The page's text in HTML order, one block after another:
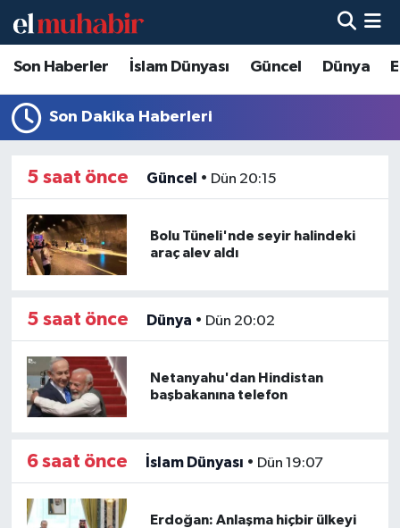
Son Haberler İslam Dünyası Güncel Dünya
Son Dakika Haberleri
5 saat önce Güncel • Dün 20:15
Bolu Tüneli'nde seyir halindeki
araç alev aldı
5 saat önce Dünya • Dün 20:02
Netanyahu'dan Hindistan
başbakanına telefon
6 saat önce İslam Dünyası • Dün 19:07
Erdoğan: Anlaşma hiçbir ülkeyi
Hava Durumu
Trafik Durumu
Tüm Manşetler
Son Dakika Haberleri